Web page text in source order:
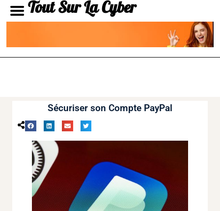
Tout Sur La Cyber
Sécuriser son Compte PayPal